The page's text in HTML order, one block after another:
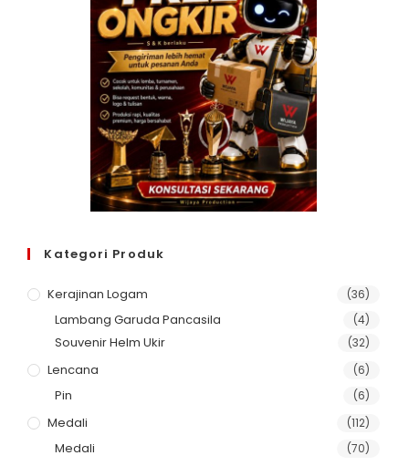
Kategori Produk
Kerajinan Logam (36)
Lambang Garuda Pancasila (4)
Souvenir Helm Ukir (32)
Lencana (6)
Pin (6)
Medali (112)
Medali (70)